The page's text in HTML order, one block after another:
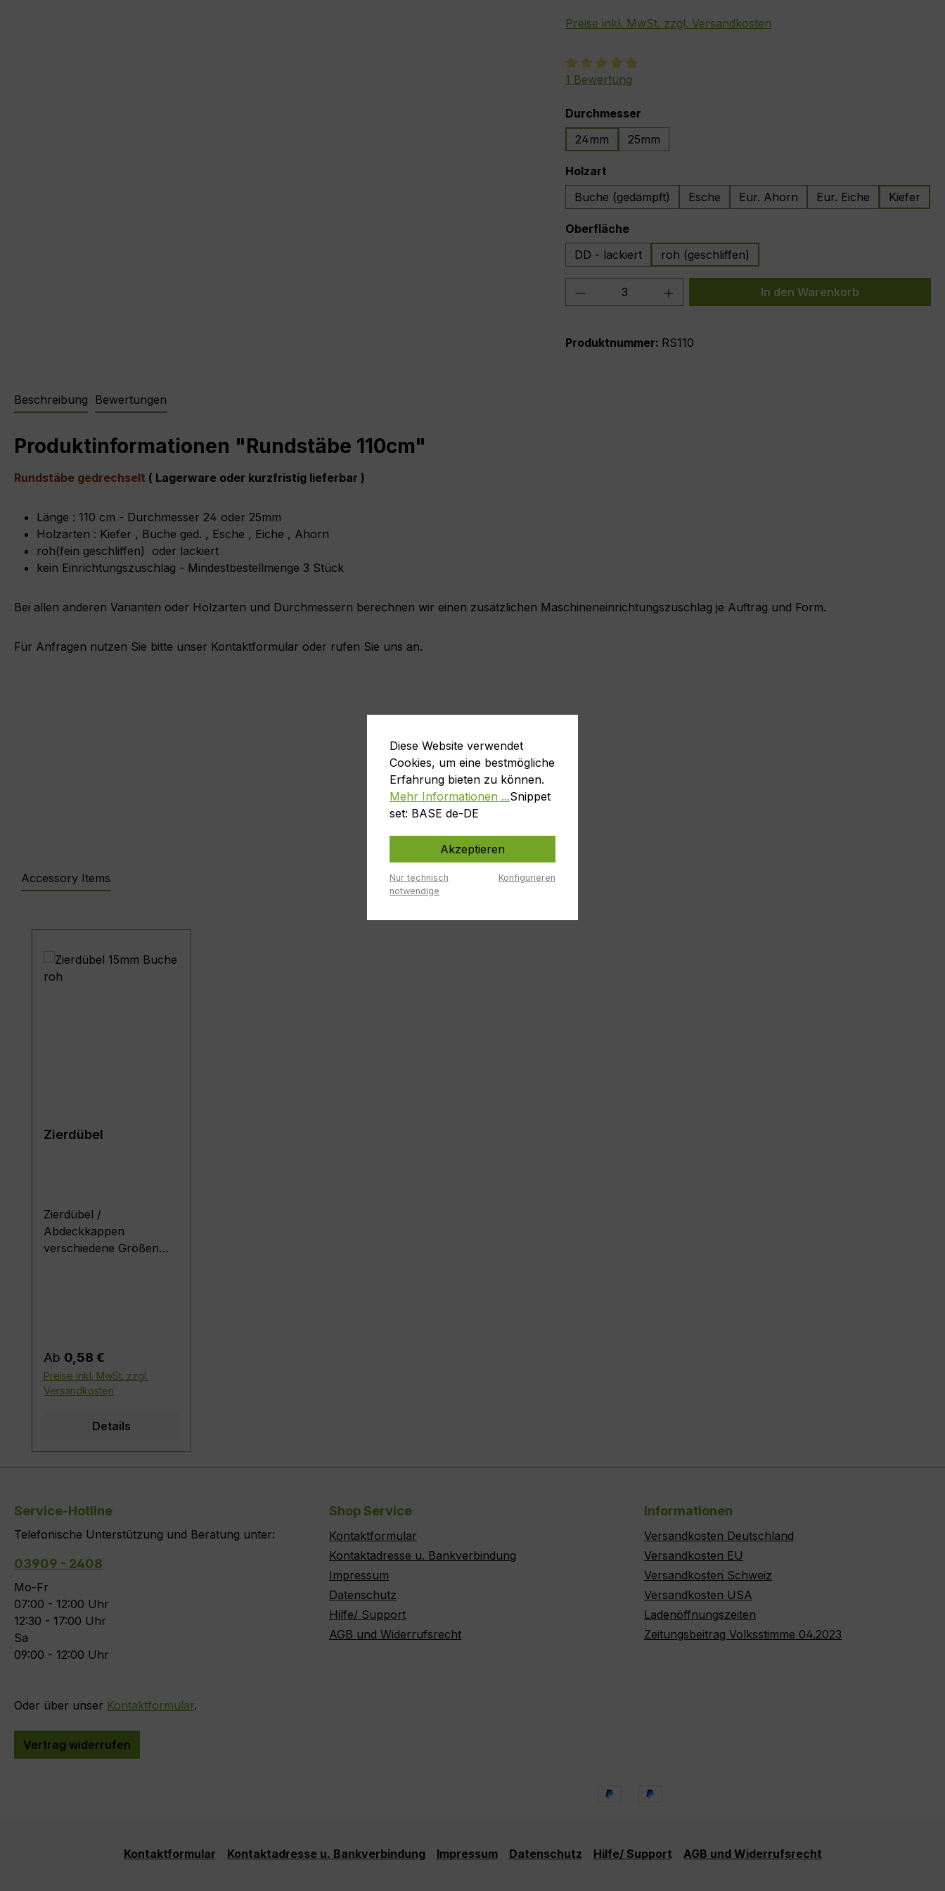
Preise inkl. MwSt. zzgl. Versandkosten
Durchschnittliche Bewertung von 5 von 5 Sternen
1 Bewertung
Durchmesser
24mm
25mm
Holzart
Buche (gedämpft)
Esche Eur. Ahorn Eur. Eiche Kiefer
Oberflächeauswählen
DD - lackiert
roh (geschliffen)
Produkt Anzahl: Gib den gewünschten Wert
In den Warenkorb
Produktnummer: RS110
Beschreibung Bewertungen
Produktinformationen "Rundstäbe 110cm"
Rundstäbe gedrechselt ( Lagerware oder kurzfristig lieferbar )
Länge : 110 cm - Durchmesser 24 oder 25mm
Holzarten : Kiefer , Buche ged. , Esche , Eiche , Ahorn
roh(fein geschliffen) oder lackiert
kein Einrichtungszuschlag - Mindestbestellmenge 3 Stück
Bei allen anderen Varianten oder Holzarten und Durchmessern berechnen wir einen zusätzlichen Maschineneinrichtungszuschlag je Auftrag und Form.
Für Anfragen nutzen Sie bitte unser Kontaktformular oder rufen Sie uns an.
Accessory Items
Zierdübel
Zierdübel /
Abdeckkappen
verschiedene Größen
Regulärer Preis:
Ab 0,58 €
Preise inkl. MwSt. zzgl.
Versandkosten
Details
Service-Hotline
Telefonische Unterstützung und Beratung unter:
03909 - 2408
Mo-Fr
07:00 - 12:00 Uhr
12:30 - 17:00 Uhr
Sa
09:00 - 12:00 Uhr
Oder über unser Kontaktformular.
Vertrag widerrufen
Shop Service
Kontaktformular
Kontaktadresse u. Bankverbindung
Impressum
Datenschutz
Hilfe/ Support
AGB und Widerrufsrecht
Informationen
Versandkosten Deutschland
Versandkosten EU
Versandkosten Schweiz
Versandkosten USA
Ladenöffnungszeiten
Zeitungsbeitrag Volksstimme 04.2023
Kontaktformular Kontaktadresse u. Bankverbindung Impressum Datenschutz Hilfe/ Support AGB und Widerrufsrecht
Diese Website verwendet
Cookies, um eine bestmögliche
Erfahrung bieten zu können.
Mehr Informationen ...Snippet
set: BASE de-DE
Akzeptieren
Nur technisch
notwendige
Konfigurieren